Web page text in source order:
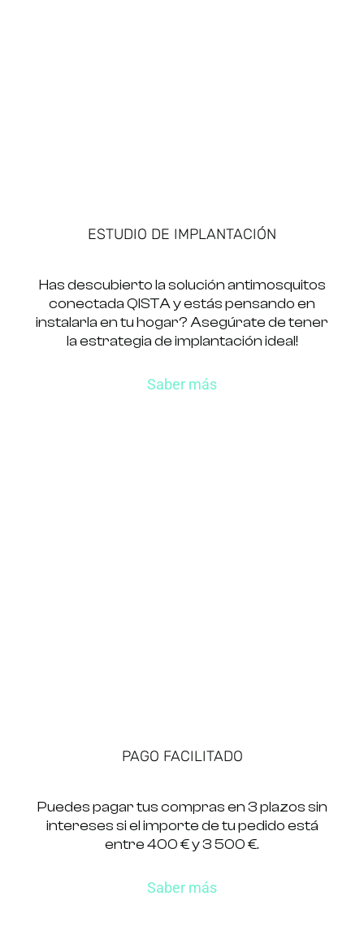
ESTUDIO DE IMPLANTACIÓN
Has descubierto la solución antimosquitos
conectada QISTA y estás pensando en
instalarla en tu hogar? Asegúrate de tener
la estrategia de implantación ideal!
Saber más
PAGO FACILITADO
Puedes pagar tus compras en 3 plazos sin
intereses si el importe de tu pedido está
entre 400 € y 3 500 €.
Saber más